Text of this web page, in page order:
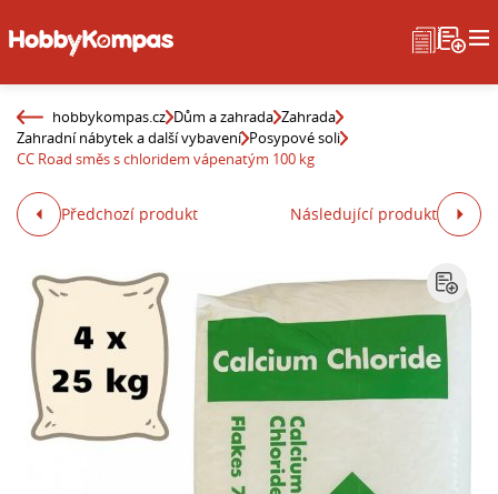
hobbykompas.cz Dům a zahrada Zahrada
Zahradní nábytek a další vybavení Posypové soli
CC Road směs s chloridem vápenatým 100 kg
Předchozí produkt Následující produkt